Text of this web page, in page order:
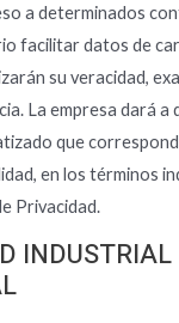
a determinados
facilitar datos de
su veracidad,
La empresa dará a
que
en los términos
Privacidad.
INDUSTRIAL